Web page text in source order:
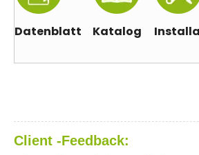
Datenblatt Katalog
Client -Feedback: